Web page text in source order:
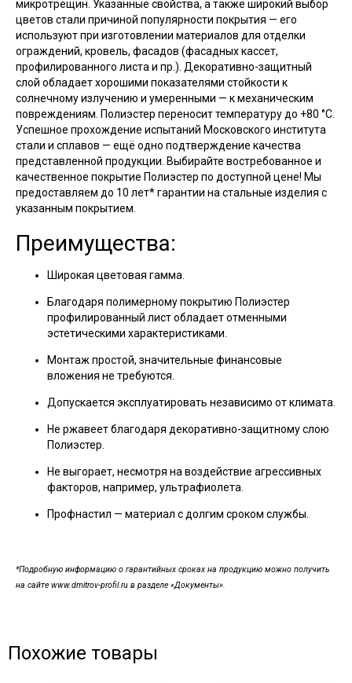
микротрещин. Указанные свойства, а также широкий выбор
цветов стали причиной популярности покрытия — его
используют при изготовлении материалов для отделки
ограждений, кровель, фасадов (фасадных кассет,
профилированного листа и пр.). Декоративно-защитный
слой обладает хорошими показателями стойкости к
солнечному излучению и умеренными — к механическим
повреждениям. Полиэстер переносит температуру до +80 °С.
Успешное прохождение испытаний Московского института
стали и сплавов — ещё одно подтверждение качества
представленной продукции. Выбирайте востребованное и
качественное покрытие Полиэстер по доступной цене! Мы
предоставляем до 10 лет* гарантии на стальные изделия с
указанным покрытием.
Преимущества:
Широкая цветовая гамма.
Благодаря полимерному покрытию Полиэстер
профилированный лист обладает отменными
эстетическими характеристиками.
Монтаж простой, значительные финансовые
вложения не требуются.
Допускается эксплуатировать независимо от климата.
Не ржавеет благодаря декоративно-защитному слою
Полиэстер.
Не выгорает, несмотря на воздействие агрессивных
факторов, например, ультрафиолета.
Профнастил — материал с долгим сроком службы.
*Подробную информацию о гарантийных сроках на продукцию можно получить
на сайте www.dmitrov-profil.ru в разделе «Документы».
Похожие товары